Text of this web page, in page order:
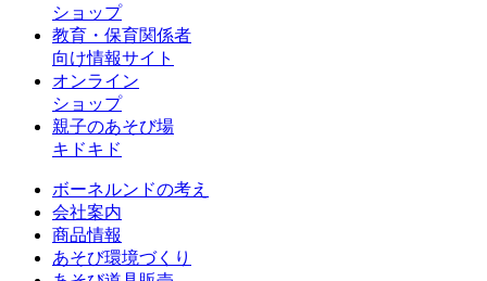
ショップ
教育・保育関係者
向け情報サイト
オンライン
ショップ
親子のあそび場
キドキド
ボーネルンドの考え
会社案内
商品情報
あそび環境づくり